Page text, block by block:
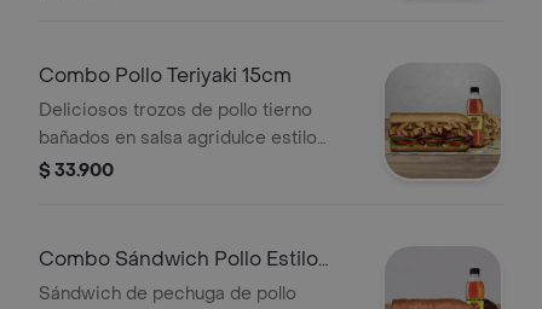
Combo Pollo Teriyaki 15cm
Deliciosos trozos de pollo tierno
bañados en salsa agridulce estilo
teriyaki. Pídelo con tus vegetales
bebida más acompañamiento
$ 33.900
Combo Sándwich Pollo Estilo
Rostizado 15 Cm
Sándwich de pechuga de pollo